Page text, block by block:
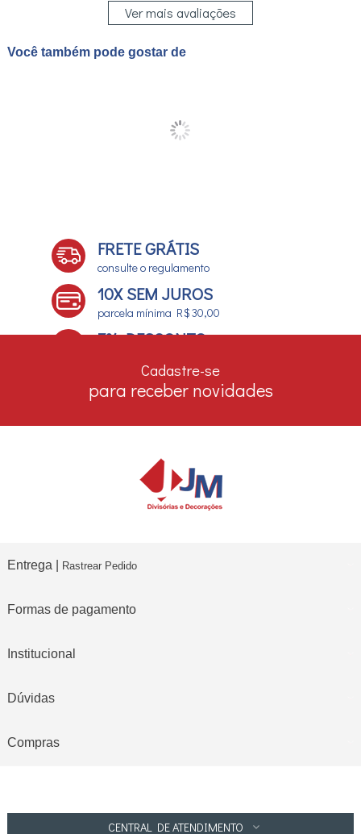
Ver mais avaliações
Você também pode gostar de
FRETE GRÁTIS
consulte o regulamento
10X SEM JUROS
parcela mínima R$ 30,00
7% DESCONTO
Cadastre-se
para receber novidades
Entrega | Rastrear Pedido
Formas de pagamento
Institucional
Dúvidas
Compras
CENTRAL DE ATENDIMENTO